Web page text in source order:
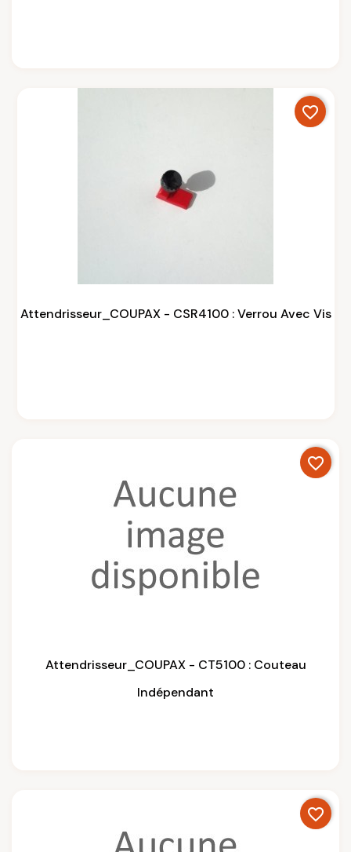
Attendrisseur_COUPAX - CSR4100 : Verrou Avec Vis
favorite_border
Attendrisseur_COUPAX - CT5100 : Couteau
Indépendant
favorite_border
favorite_border